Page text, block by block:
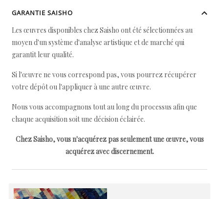
GARANTIE SAISHO
Les œuvres disponibles chez Saisho ont été sélectionnées au
moyen d'un système d'analyse artistique et de marché qui
garantit leur qualité.
Si l'œuvre ne vous correspond pas, vous pourrez récupérer
votre dépôt ou l'appliquer à une autre œuvre.
Nous vous accompagnons tout au long du processus afin que
chaque acquisition soit une décision éclairée.
Chez Saisho, vous n'acquérez pas seulement une œuvre, vous
acquérez avec discernement.